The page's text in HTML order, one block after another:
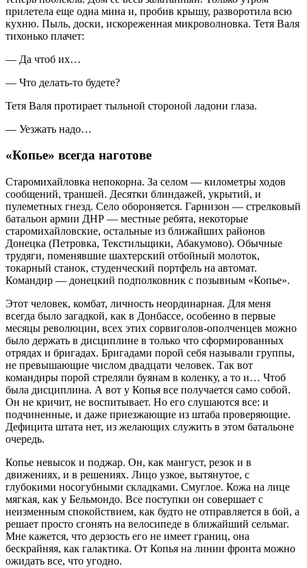
прилетела еще одна мина и, пробив крышу, разворотила всю
кухню. Пыль, доски, искореженная микроволновка. Тетя Валя
тихонько плачет:
— Да чтоб их…
— Что делать-то будете?
Тетя Валя протирает тыльной стороной ладони глаза.
— Уезжать надо…
«Копье» всегда наготове
Старомихайловка непокорна. За селом — километры ходов
сообщений, траншей. Десятки блиндажей, укрытий, и
пулеметных гнезд. Село обороняется. Гарнизон — стрелковый
батальон армии ДНР — местные ребята, некоторые
старомихайловские, остальные из ближайших районов
Донецка (Петровка, Текстильщики, Абакумово). Обычные
трудяги, поменявшие шахтерский отбойный молоток,
токарный станок, студенческий портфель на автомат.
Командир — донецкий подполковник с позывным «Копье».
Этот человек, комбат, личность неординарная. Для меня
всегда было загадкой, как в Донбассе, особенно в первые
месяцы революции, всех этих сорвиголов-ополченцев можно
было держать в дисциплине в только что сформированных
отрядах и бригадах. Бригадами порой себя называли группы,
не превышающие числом двадцати человек. Так вот
командиры порой стреляли буянам в коленку, а то и… Чтоб
была дисциплина. А вот у Копья все получается само собой.
Он не кричит, не воспитывает. Но его слушаются все: и
подчиненные, и даже приезжающие из штаба проверяющие.
Дефицита штата нет, из желающих служить в этом батальоне
очередь.
Копье невысок и поджар. Он, как мангуст, резок и в
движениях, и в решениях. Лицо узкое, вытянутое, с
глубокими носогубными складками. Смуглое. Кожа на лице
мягкая, как у Бельмондо. Все поступки он совершает с
неизменным спокойствием, как будто не отправляется в бой, а
решает просто сгонять на велосипеде в ближайший сельмаг.
Мне кажется, что дерзость его не имеет границ, она
бескрайняя, как галактика. От Копья на линии фронта можно
ожидать все, что угодно.